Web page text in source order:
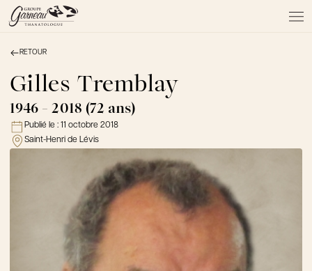
À PROPOS
NOS SERVICES
NOS PRODUITS
NOTRE ÉQUIPE
NOS SALONS
AVIS DE DÉCÈS
FAQ et mythes
RETOUR
Gilles Tremblay
1946 - 2018 (72 ans)
Publié le : 11 octobre 2018
Saint-Henri de Lévis